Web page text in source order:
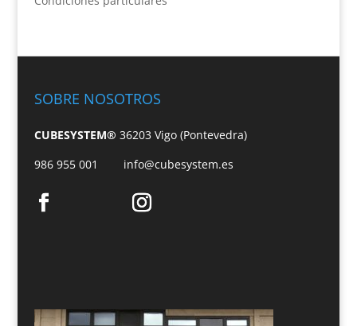
SOBRE NOSOTROS
CUBESYSTEM® 36203 Vigo (Pontevedra)
986 955 001 info@cubesystem.es